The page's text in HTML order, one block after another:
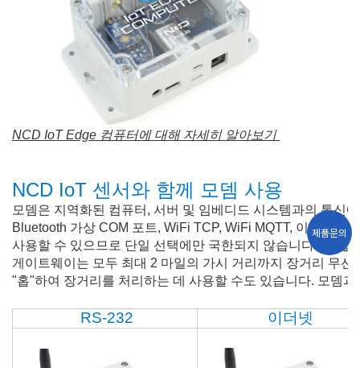
NCD IoT Edge 컴퓨터에 대해 자세히 알아보기
NCD IoT 센서와 함께 모뎀 사용
모뎀은 지역화된 컴퓨터, 서버 및 임베디드 시스템과의 통신
Bluetooth 가상 COM 포트, WiFi TCP, WiFi MQTT, 이더넷
사용할 수 있으므로 단일 선택에만 국한되지 않습니다. 더 넓
게이트웨이는 모두 최대 2 마일의 가시 거리까지 장거리 무
"홉"하여 장거리를 처리하는 데 사용할 수도 있습니다. 모뎀
RS-232 이더넷
제품문의